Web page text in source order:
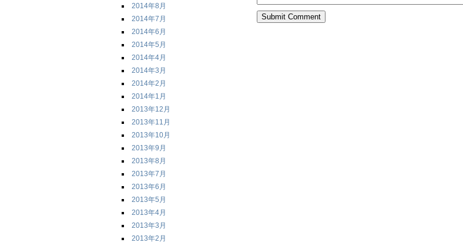
2014年8月
2014年7月
2014年6月
2014年5月
2014年4月
2014年3月
2014年2月
2014年1月
2013年12月
2013年11月
2013年10月
2013年9月
2013年8月
2013年7月
2013年6月
2013年5月
2013年4月
2013年3月
2013年2月